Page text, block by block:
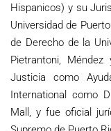
Hispanicos) y su
Universidad de
de Derecho de la
Pietrantoni,
Justicia como
International como
Mall, y fue oficial